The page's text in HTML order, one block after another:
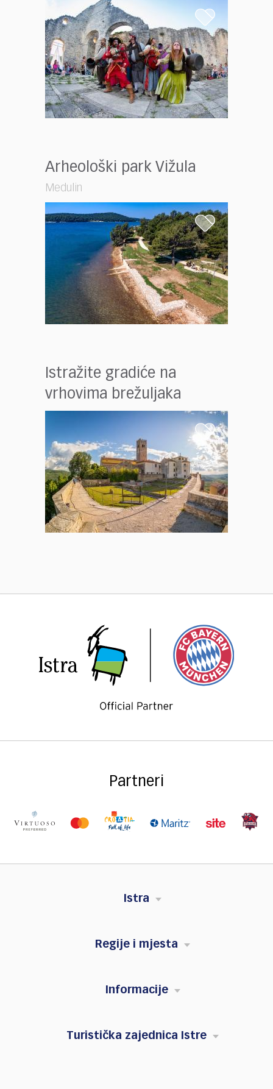
Arheološki park Vižula
Medulin
Istražite gradiće na
vrhovima brežuljaka
Partneri
Istra
Regije i mjesta
Informacije
Turistička zajednica Istre